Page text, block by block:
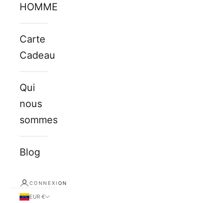
HOMMES
Carte
Cadeau
Qui
nous
sommes
Blog
CONNEXION
EUR €